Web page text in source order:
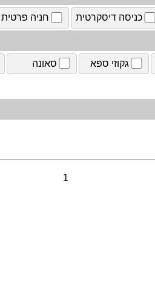
כניסה דיסקרטית חניה פרטית
גקוזי ספא סאונה
1